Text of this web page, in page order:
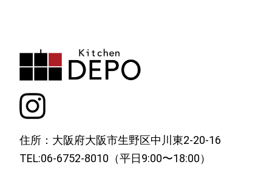
住所：大阪府大阪市生野区中川東2-20-16
TEL:06-6752-8010（平日9:00〜18:00）